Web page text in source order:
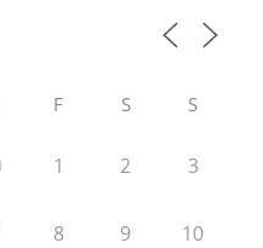
F S S
1 2 3
8 9 10